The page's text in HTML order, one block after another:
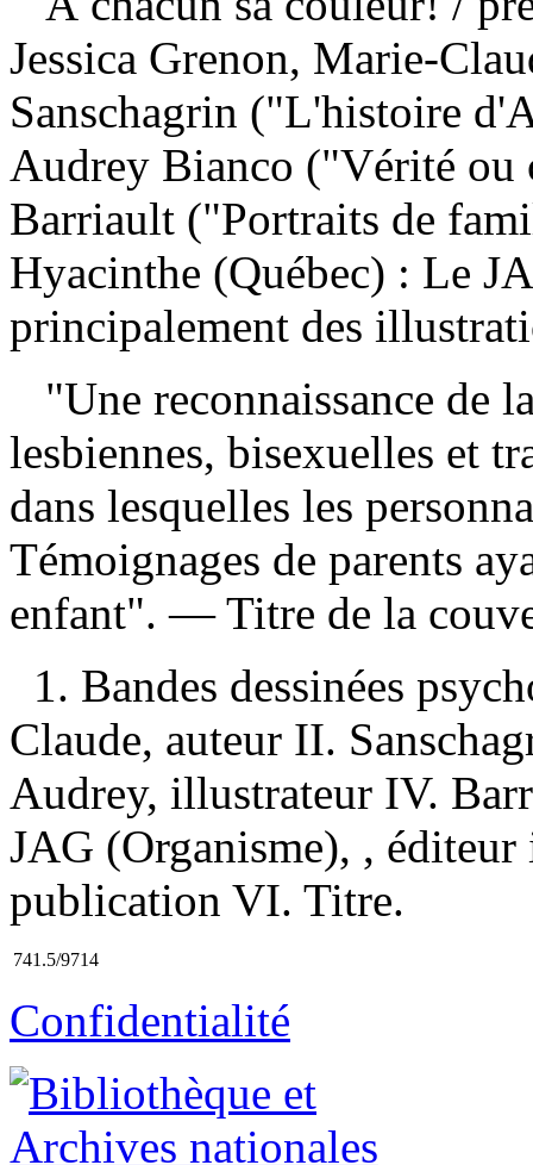
Jessica Grenon, Marie-
Sanschagrin ("L'histoire
Audrey Bianco ("Vérité ou
Barriault ("Portraits de
Hyacinthe (Québec) : Le
principalement des
"Une reconnaissance de
lesbiennes, bisexuelles et
dans lesquelles les
Témoignages de parents
enfant". — Titre de la
1. Bandes dessinées
Claude, auteur II.
Audrey, illustrateur IV.
JAG (Organisme), ,
publication VI. Titre.
741.5/9714
Confidentialité